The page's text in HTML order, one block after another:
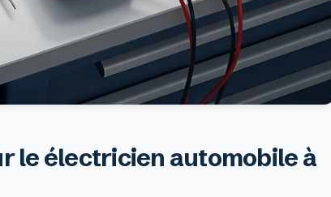
le électricien automobile à